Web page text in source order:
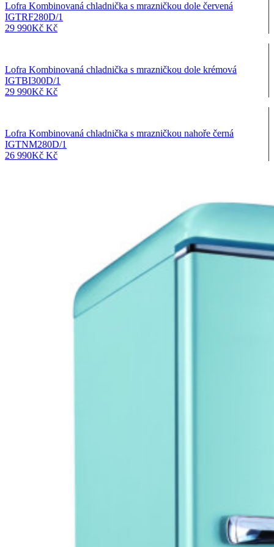
Lofra Kombinovaná chladnička s mrazničkou dole červená
IGTRF280D/1
29 990Kč Kč
Lofra Kombinovaná chladnička s mrazničkou dole krémová
IGTBI300D/1
29 990Kč Kč
Lofra Kombinovaná chladnička s mrazničkou nahoře černá
IGTNM280D/1
26 990Kč Kč